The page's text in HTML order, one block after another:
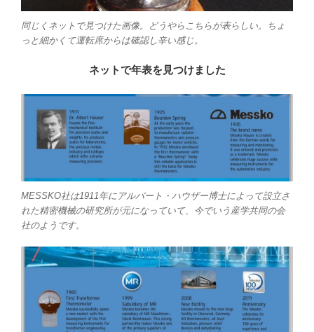
同じくネットで見つけた画像。どうやらこちらが表らしい。ちょ
っと細かくて運転席からは確認し辛い感じ。
ネットで年表を見つけました
MESSKO社は1911年にアルバート・ハウザー博士によって設立さ
れた精密機械の研究所が元になっていて、今でいう産学共同の会
社のようです。